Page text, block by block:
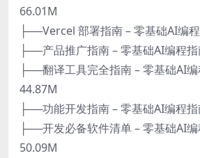
66.01M
├──Vercel 部署指南 – 零基础AI编
├──产品推广指南 – 零基础AI编程
├──翻译工具完全指南 – 零基础AI
44.87M
├──功能开发指南 – 零基础AI编程
├──开发必备软件清单 – 零基础AI
50.09M